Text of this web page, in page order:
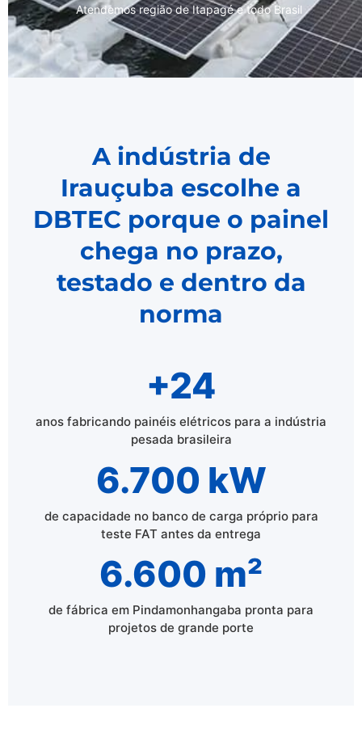
Atendemos região de Itapagé e todo Brasil
A indústria de
Irauçuba escolhe a
DBTEC porque o painel
chega no prazo,
testado e dentro da
norma
+24
anos fabricando painéis elétricos para a indústria
pesada brasileira
6.700 kW
de capacidade no banco de carga próprio para
teste FAT antes da entrega
6.600 m²
de fábrica em Pindamonhangaba pronta para
projetos de grande porte